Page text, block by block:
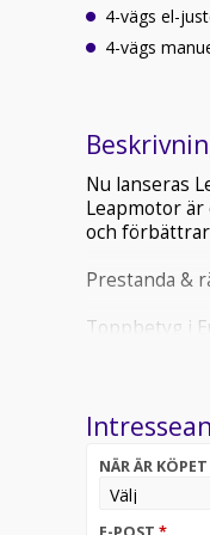
4-vägs el-
4-vägs
Nu lanseras
Leapmotor
och
Prestanda &
Toppbetyg i
segment.
Fabriksny bil
hela landet
offert eller
NÄR ÄR